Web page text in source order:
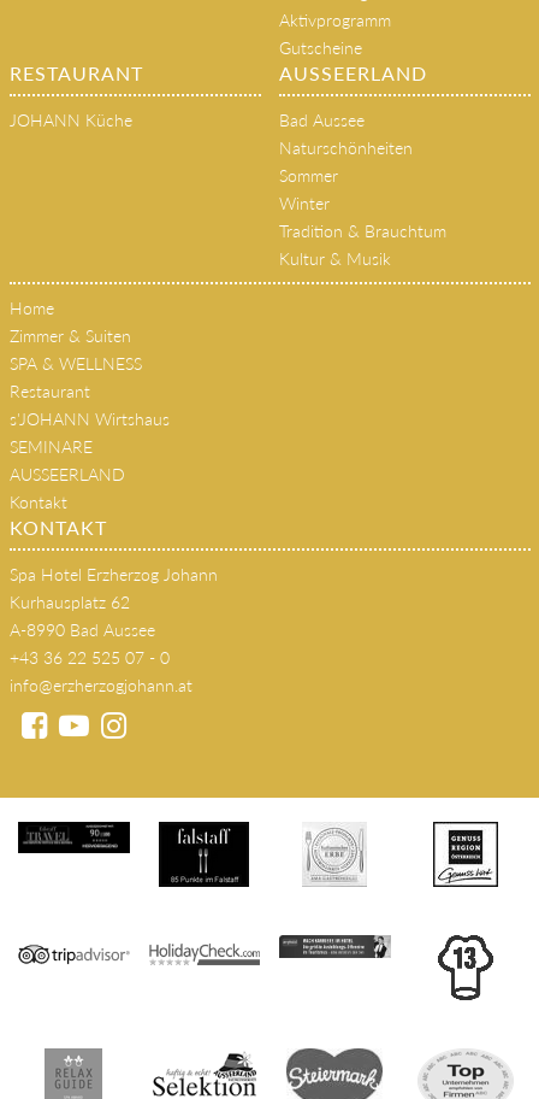
Aktivprogramm
Gutscheine
RESTAURANT
JOHANN Küche
AUSSEERLAND
Bad Aussee
Naturschönheiten
Sommer
Winter
Tradition & Brauchtum
Kultur & Musik
Home
Zimmer & Suiten
SPA & WELLNESS
Restaurant
s'JOHANN Wirtshaus
SEMINARE
AUSSEERLAND
Kontakt
KONTAKT
Spa Hotel Erzherzog Johann
Kurhausplatz 62
A-8990 Bad Aussee
+43 36 22 525 07 - 0
info@erzherzogjohann.at